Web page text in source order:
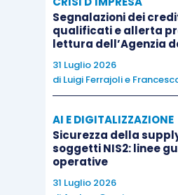
euro) sia che la
imponibile.
Se, invece, ilconcedente
l’aliquota del 3%.
Segnalazioni dei
qualificati e allerta
lettura dell’Agenzia
31 Luglio 2026
di Luigi Ferrajolie
AI E DIGITALIZZAZIONE
Sicurezza della
soggetti NIS2: linee
operative
31 Luglio 2026